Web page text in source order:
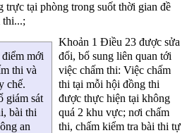
trực tại phòng trong suốt thời gian đề
thi...;
mới
thi và
chế.
giám sát
bài thi
an
Khoản 1 Điều 23 được sửa
đổi, bổ sung liên quan tới
việc chấm thi: Việc chấm
thi tại mỗi hội đồng thi
được thực hiện tại không
quá 2 khu vực; nơi chấm
thi, chấm kiểm tra bài thi tự